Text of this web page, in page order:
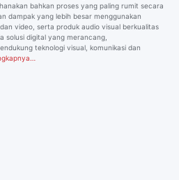
bahkan proses yang paling rumit secara
dampak yang lebih besar menggunakan
video, serta produk audio visual berkualitas
solusi digital yang merancang,
teknologi visual, komunikasi dan